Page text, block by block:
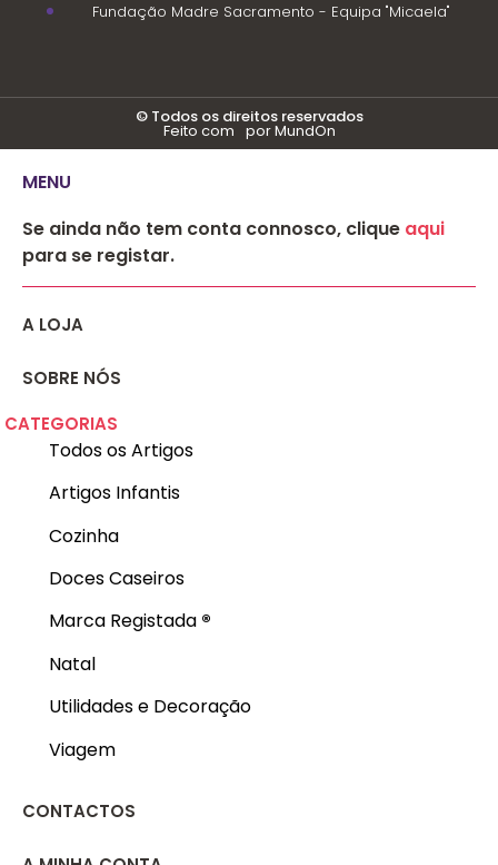
Fundação Madre Sacramento - Equipa "Micaela"
© Todos os direitos reservados
Feito com por MundOn
MENU
Se ainda não tem conta connosco, clique aqui
para se registar.
A LOJA
SOBRE NÓS
CATEGORIAS
Todos os Artigos
Artigos Infantis
Cozinha
Doces Caseiros
Marca Registada ®
Natal
Utilidades e Decoração
Viagem
CONTACTOS